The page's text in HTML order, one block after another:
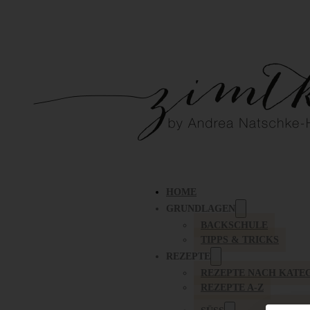
HOME
GRUNDLAGEN
BACKSCHULE
TIPPS & TRICKS
REZEPTE
REZEPTE NACH
REZEPTE A-Z